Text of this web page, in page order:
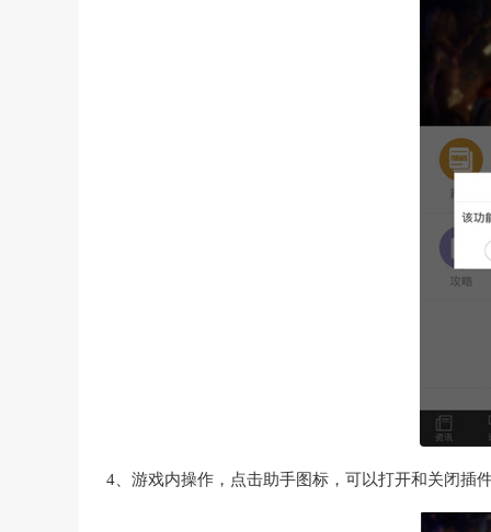
4、游戏内操作，点击助手图标，可以打开和关闭插